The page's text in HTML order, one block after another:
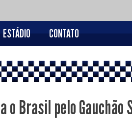
ESTÁDIO CONTATO
Brasil pelo Gauchão